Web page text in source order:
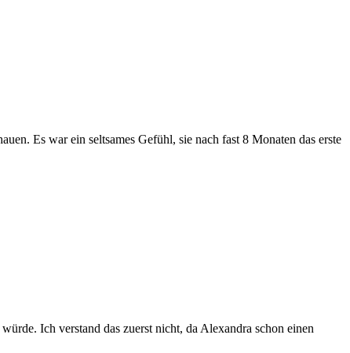
Es war ein seltsames Gefühl, sie nach fast 8 Monaten das erste
Ich verstand das zuerst nicht, da Alexandra schon einen